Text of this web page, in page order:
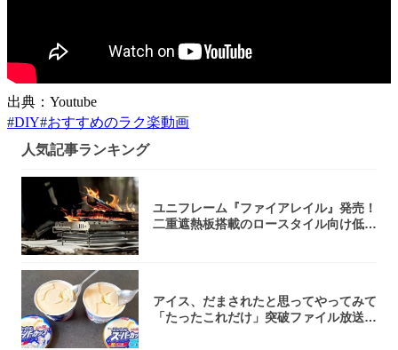
出典：Youtube
#DIY#おすすめのラク楽動画
人気記事ランキング
ユニフレーム『ファイアレイル』発売！
二重遮熱板搭載のロースタイル向け低型
アイス、だまされたと思ってやってみて
「たったこれだけ」突破ファイル放送で